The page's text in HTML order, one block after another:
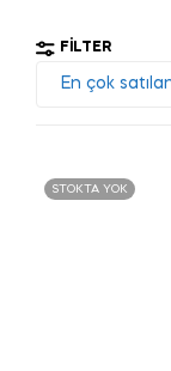
FILTER
STOKTA YOK